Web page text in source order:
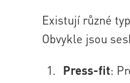
Existují různé
Obvykle jsou
Press-fit: